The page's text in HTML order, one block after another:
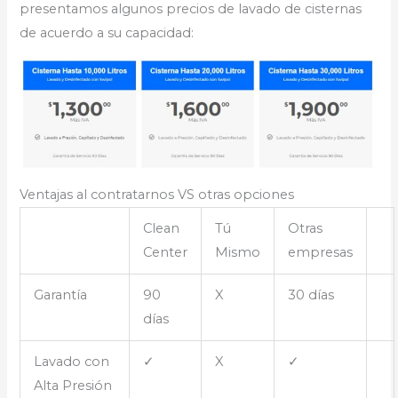
presentamos algunos precios de lavado de cisternas
de acuerdo a su capacidad:
Ventajas al contratarnos VS otras opciones
Clean
Center
Tú
Mismo
Otras
empresas
Garantía
90
días
X 30 días
Lavado con
Alta Presión
✓ X ✓